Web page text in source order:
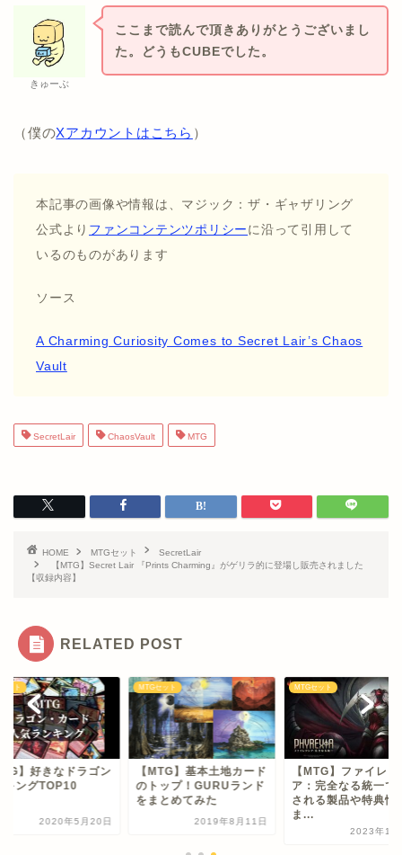
きゅーぶ
ここまで読んで頂きありがとうございまし
た。どうもCUBEでした。
（僕のXアカウントはこちら ）
本記事の画像や情報は、マジック：ザ・ギャザリング
公式より ファンコンテンツポリシーに沿って引用して
いるのものがあります
ソース
A Charming Curiosity Comes to Secret Lair’s Chaos
Vault
SecretLair ChaosVault MTG
HOME MTGセット
SecretLair
【MTG】Secret Lair 『Prints Charming』がゲリラ的に登場し販売されました
【収録内容】
RELATED POST
ット
】好きなドラゴン
キングTOP10
2020年5月20日
MTGセット
【MTG】基本土地カード
のトップ！GURUランド
をまとめてみた
2019年8月11日
MTGセット
【MTG】ファイレク
ア：完全なる統一で
される製品や特典情
ま...
2023年1